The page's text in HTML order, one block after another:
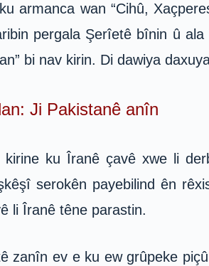
armanca wan “Cihû,
pergala Şerîetê bînin û
bi nav kirin. Di dawiya
Ji Pakistanê anîn
ku Îranê çavê xwe li
serokên payebilind ên
li Îranê têne parastin.
zanîn ev e ku ew grûpeke